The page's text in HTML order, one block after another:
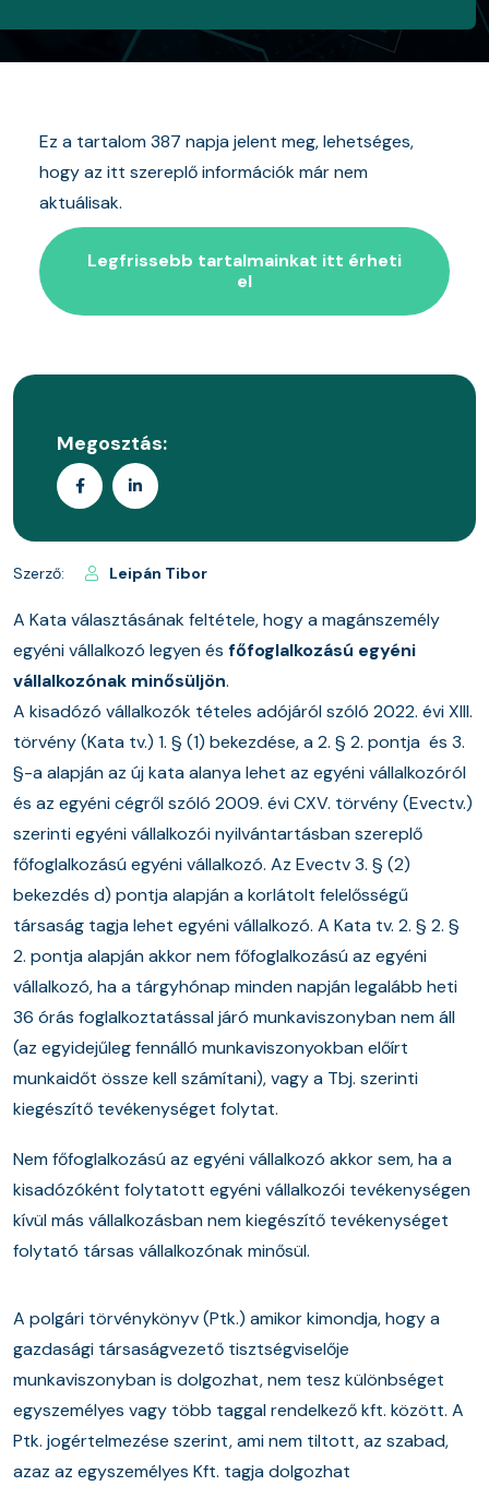
Ez a tartalom 387 napja jelent meg, lehetséges,
hogy az itt szereplő információk már nem
aktuálisak.
Legfrissebb tartalmainkat itt érheti
el
Megosztás:
Szerző: Leipán Tibor
A Kata választásának feltétele, hogy a magánszemély
egyéni vállalkozó legyen és főfoglalkozású egyéni
vállalkozónak minősüljön.
A kisadózó vállalkozók tételes adójáról szóló 2022. évi XIII.
törvény (Kata tv.) 1. § (1) bekezdése, a 2. § 2. pontja és 3.
§-a alapján az új kata alanya lehet az egyéni vállalkozóról
és az egyéni cégről szóló 2009. évi CXV. törvény (Evectv.)
szerinti egyéni vállalkozói nyilvántartásban szereplő
főfoglalkozású egyéni vállalkozó. Az Evectv 3. § (2)
bekezdés d) pontja alapján a korlátolt felelősségű
társaság tagja lehet egyéni vállalkozó. A Kata tv. 2. § 2. §
2. pontja alapján akkor nem főfoglalkozású az egyéni
vállalkozó, ha a tárgyhónap minden napján legalább heti
36 órás foglalkoztatással járó munkaviszonyban nem áll
(az egyidejűleg fennálló munkaviszonyokban előírt
munkaidőt össze kell számítani), vagy a Tbj. szerinti
kiegészítő tevékenységet folytat.
Nem főfoglalkozású az egyéni vállalkozó akkor sem, ha a
kisadózóként folytatott egyéni vállalkozói tevékenységen
kívül más vállalkozásban nem kiegészítő tevékenységet
folytató társas vállalkozónak minősül.
A polgári törvénykönyv (Ptk.) amikor kimondja, hogy a
gazdasági társaságvezető tisztségviselője
munkaviszonyban is dolgozhat, nem tesz különbséget
egyszemélyes vagy több taggal rendelkező kft. között. A
Ptk. jogértelmezése szerint, ami nem tiltott, az szabad,
azaz az egyszemélyes Kft. tagja dolgozhat